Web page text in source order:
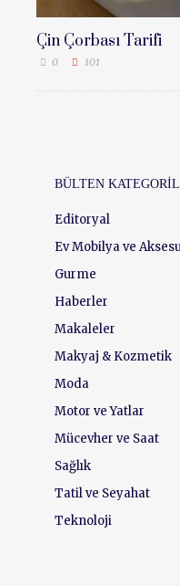
Çin Çorbası Tarifi
0 101
BÜLTEN
Editoryal
Ev Mobilya ve
Gurme
Haberler
Makaleler
Makyaj & Kozmetik
Moda
Motor ve Yatlar
Mücevher ve Saat
Sağlık
Tatil ve Seyahat
Teknoloji